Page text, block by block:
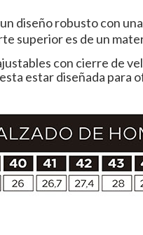
diseño robusto con
superior es de un
con cierre de
estar diseñada para